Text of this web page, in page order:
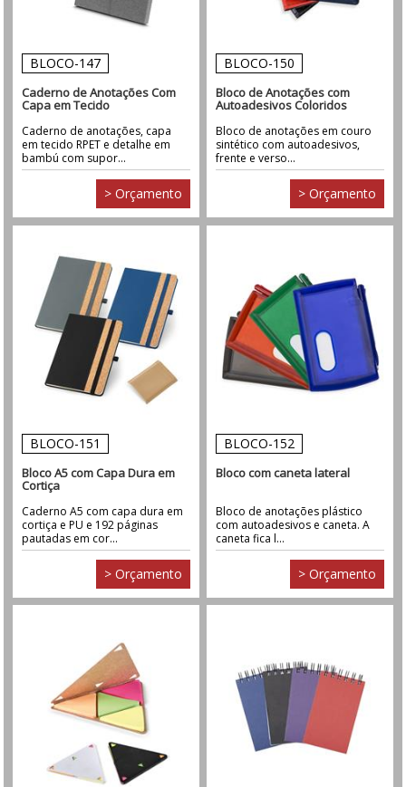
BLOCO-147
Caderno de Anotações Com
Capa em Tecido
Caderno de anotações, capa
em tecido RPET e detalhe em
bambú com supor...
> Orçamento
BLOCO-150
Bloco de Anotações com
Autoadesivos Coloridos
Bloco de anotações em couro
sintético com autoadesivos,
frente e verso...
> Orçamento
BLOCO-151
Bloco A5 com Capa Dura em
Cortiça
Caderno A5 com capa dura em
cortiça e PU e 192 páginas
pautadas em cor...
> Orçamento
BLOCO-152
Bloco com caneta lateral
Bloco de anotações plástico
com autoadesivos e caneta. A
caneta fica l...
> Orçamento